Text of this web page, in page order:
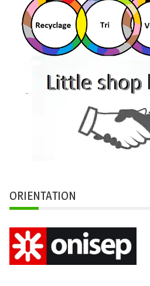
ORIENTATION